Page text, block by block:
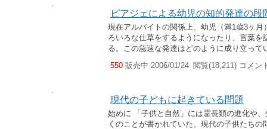
ピアジェによる幼児の知的発達の段
現在アルバイトの関係上、幼児（満1歳3ヶ
ろいろな仕草をするようになったり、言葉
る。この急速な発達はどのように成り立っ
550 販売中 2006/01/24 閲覧(18,211) コメン
現代の子どもに起きている問題
始めに 「子供と自然」には霊長類の進化や
くのことが書かれていた。現代の子供たち